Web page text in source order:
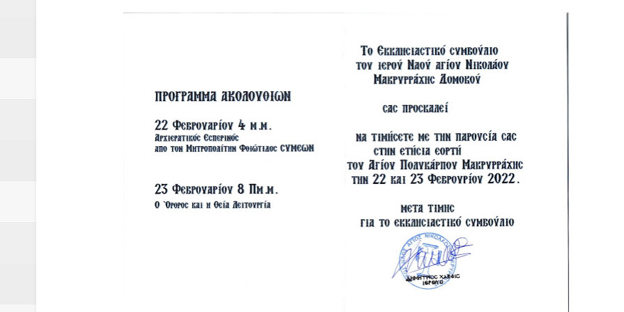
Αδελφές Αλεξανδρή: Οι τρίδυμες Ελληνίδες με ρίζες απο τον Δομοκό που κυριαρχούν στο
Πρωτάθλημα με την Αυστρία!
Ξεκινούν οι αιτήσεις συμμετοχής στο Διαγωνισμό Ιδεών - Hackathon που διοργανώνει η
τη διαμόρφωση - επεξεργασία πρωτότυπων ιδεών στους τομείς της περιβαλλοντικής
ανθεκτικότητας έναντι των επιπτώσεων της κλιματικής αλλαγής
Συνεδριάζει η οικονομική επιτροπή του Δήμου Δομοκού
ΠΡΟΚΗΡΥΞΗ ΑΝΟΙΚΤΟΥ ΗΛΕΚΤΡΟΝΙΚΟΥ ΔΙΑΓΩΝΙΣΜΟΥ «ΛΕΙΤΟΥΡΓΙΑ ΒΙΟΚΑ ΧΥΤΑ